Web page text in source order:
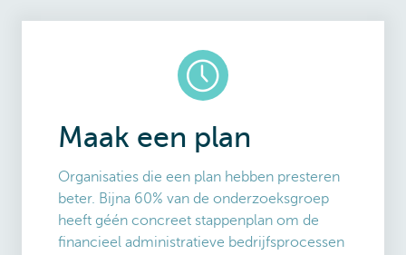
Maak een plan
Organisaties die een plan hebben presteren
beter. Bijna 60% van de onderzoeksgroep
heeft géén concreet stappenplan om de
financieel administratieve bedrijfsprocessen